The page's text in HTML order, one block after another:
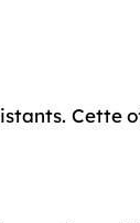
Cette